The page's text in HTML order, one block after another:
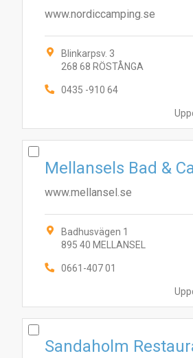
www.nordiccamping.se
Blinkarpsv. 3
268 68 RÖSTÅNGA
0435 -910 64
Mellansels Bad &
www.mellansel.se
Badhusvägen 1
895 40 MELLANSEL
0661-407 01
Sandaholm